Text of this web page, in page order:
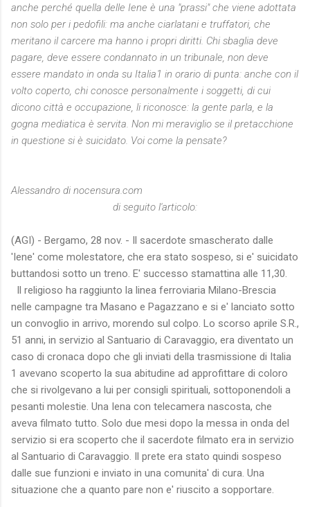
anche perché quella delle Iene è una "prassi" che viene adottata
non solo per i pedofili: ma anche ciarlatani e truffatori, che
meritano il carcere ma hanno i propri diritti. Chi sbaglia deve
pagare, deve essere condannato in un tribunale, non deve
essere mandato in onda su Italia1 in orario di punta: anche con il
volto coperto, chi conosce personalmente i soggetti, di cui
dicono città e occupazione, li riconosce: la gente parla, e la
gogna mediatica è servita. Non mi meraviglio se il pretacchione
in questione si è suicidato. Voi come la pensate?
Alessandro di nocensura.com
di seguito l'articolo:
(AGI) - Bergamo, 28 nov. - Il sacerdote smascherato dalle
'Iene' come molestatore, che era stato sospeso, si e' suicidato
buttandosi sotto un treno. E' successo stamattina alle 11,30.
Il religioso ha raggiunto la linea ferroviaria Milano-Brescia
nelle campagne tra Masano e Pagazzano e si e' lanciato sotto
un convoglio in arrivo, morendo sul colpo. Lo scorso aprile S.R.,
51 anni, in servizio al Santuario di Caravaggio, era diventato un
caso di cronaca dopo che gli inviati della trasmissione di Italia
1 avevano scoperto la sua abitudine ad approfittare di coloro
che si rivolgevano a lui per consigli spirituali, sottoponendoli a
pesanti molestie. Una Iena con telecamera nascosta, che
aveva filmato tutto. Solo due mesi dopo la messa in onda del
servizio si era scoperto che il sacerdote filmato era in servizio
al Santuario di Caravaggio. Il prete era stato quindi sospeso
dalle sue funzioni e inviato in una comunita' di cura. Una
situazione che a quanto pare non e' riuscito a sopportare.